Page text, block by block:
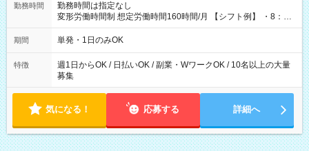
勤務時間
勤務時間は指定なし
変形労働時間制 想定労働時間160時間/月 【シフト例】 ・8：00
～21：00
期間 単発・1日のみOK
特徴
週1日からOK / 日払いOK / 副業・WワークOK / 10名以上の大量
募集
気になる！ 応募する 詳細へ